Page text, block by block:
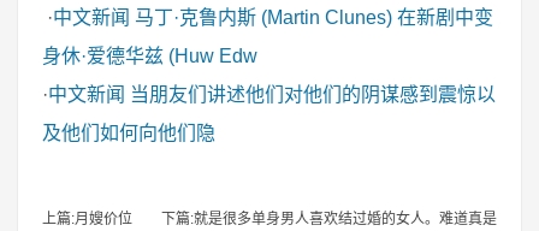
·中文新闻 马丁·克鲁内斯 (Martin Clunes) 在新剧中变
身休·爱德华兹 (Huw Edw
·中文新闻 当朋友们讲述他们对他们的阴谋感到震惊以
及他们如何向他们隐
上篇:月嫂价位 下篇:就是很多单身男人喜欢结过婚的女人。难道真是